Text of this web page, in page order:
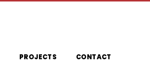
PROJECTS CONTACT